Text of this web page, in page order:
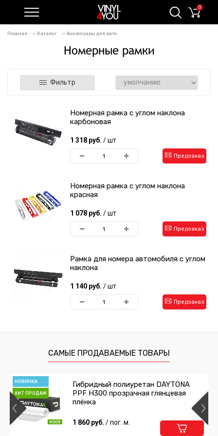
0
Главная Каталог Аксессуары для авто
Номерные рамки
Фильтр
Номерная рамка с углом наклона
карбоновая
1 318 руб. / шт
Предзаказ
Номерная рамка с углом наклона
красная
1 078 руб. / шт
Предзаказ
Рамка для номера автомобиля с углом
наклона
1 140 руб. / шт
Предзаказ
САМЫЕ ПРОДАВАЕМЫЕ ТОВАРЫ
НОВИНКА
ХИТ ПРОДАЖ
Гибридный полиуретан DAYTONA
PPF H300 прозрачная глянцевая
плёнка
1 860 руб. / пог. м.